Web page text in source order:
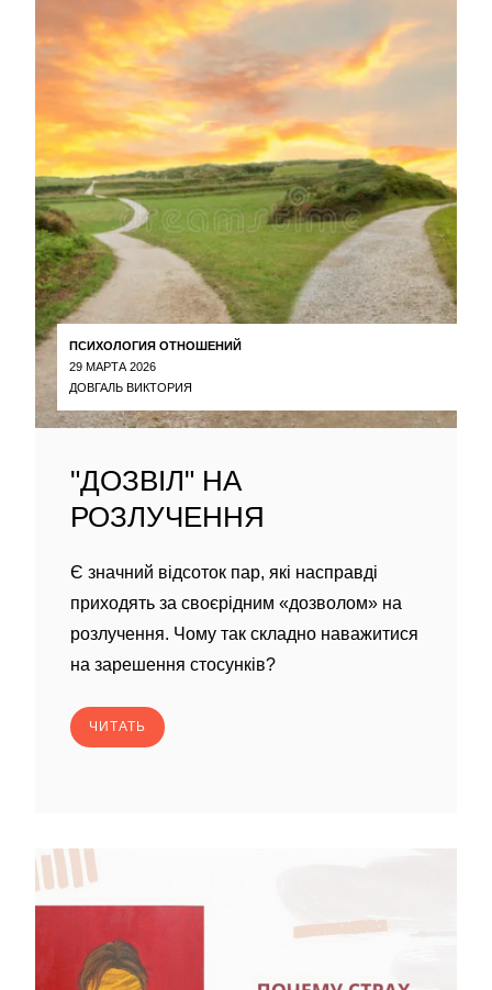
ПСИХОЛОГИЯ ОТНОШЕНИЙ
29 МАРТА 2026
ДОВГАЛЬ ВИКТОРИЯ
"ДОЗВІЛ" НА
РОЗЛУЧЕННЯ
Є значний відсоток пар, які насправді
приходять за своєрідним «дозволом» на
розлучення. Чому так складно наважитися
на зарешення стосунків?
ЧИТАТЬ